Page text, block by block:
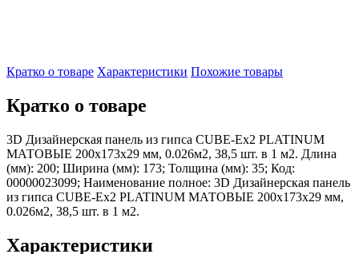
Кратко о товаре Характеристики Похожие товары
Кратко о товаре
3D Дизайнерская панель из гипса CUBE-Ex2 PLATINUM
МАТОВЫЕ 200x173x29 мм, 0.026м2, 38,5 шт. в 1 м2. Длина
(мм): 200; Ширина (мм): 173; Толщина (мм): 35; Код:
00000023099; Наименование полное: 3D Дизайнерская панель
из гипса CUBE-Ex2 PLATINUM МАТОВЫЕ 200x173x29 мм,
0.026м2, 38,5 шт. в 1 м2.
Характеристики